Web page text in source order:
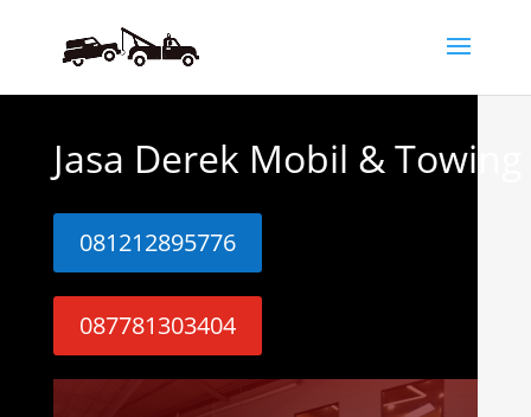
Jasa Derek Mobil &
081212895776
087781303404